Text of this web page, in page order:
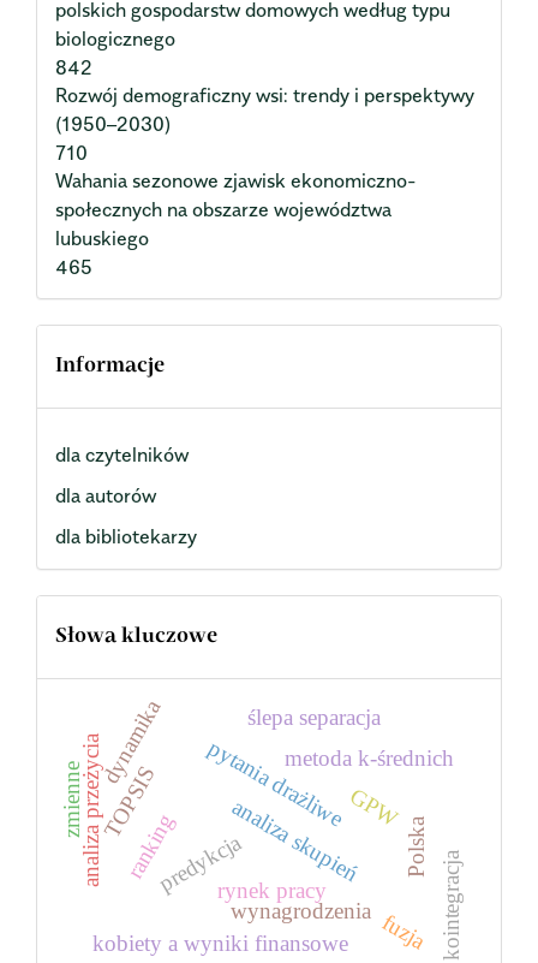
polskich gospodarstw domowych według typu
biologicznego
842
Rozwój demograficzny wsi: trendy i perspektywy
(1950–2030)
710
Wahania sezonowe zjawisk ekonomiczno-
społecznych na obszarze województwa
lubuskiego
465
Informacje
dla czytelników
dla autorów
dla bibliotekarzy
Słowa kluczowe
analiza skupień
ranking
pytania drażliwe
ślepa separacja
predykcja
GPW
rynek pracy
TOPSIS
wynagrodzenia
Polska
kobiety a wyniki finansowe
analiza przeżycia
kointegracja
metoda k-średnich
fuzja
zmienne
dynamika